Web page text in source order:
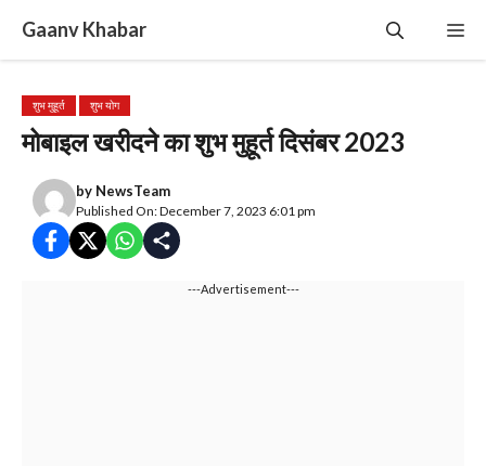
content
Gaanv Khabar
शुभ मुहूर्त शुभ योग
मोबाइल खरीदने का शुभ मुहूर्त दिसंबर 2023
by NewsTeam
Published On: December 7, 2023 6:01 pm
---Advertisement---